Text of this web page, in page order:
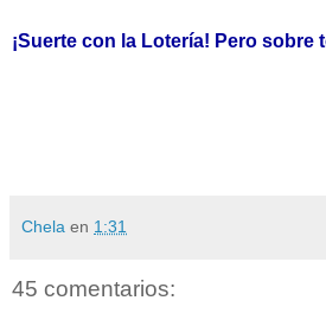
¡Suerte con la Lotería! Pero sobre
Chela en 1:31
45 comentarios: